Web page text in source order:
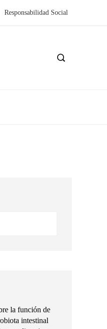
Responsabilidad Social
la función de
intestinal